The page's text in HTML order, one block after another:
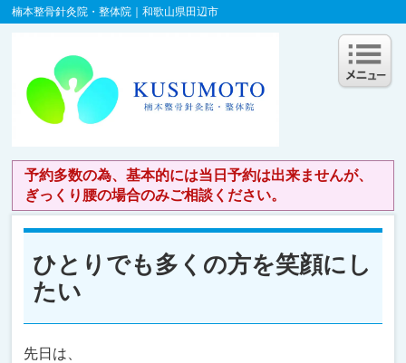
楠本整骨針灸院・整体院｜和歌山県田辺市
予約多数の為、基本的には当日予約は出来ませんが、
ぎっくり腰の場合のみご相談ください。
ひとりでも多くの方を笑顔にし
たい
先日は、